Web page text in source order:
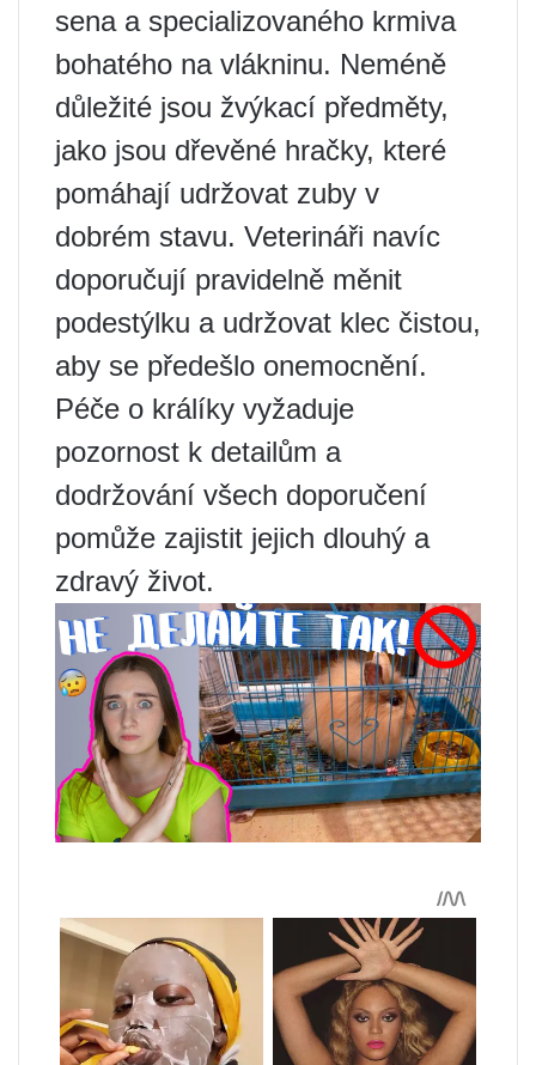
sena a specializovaného krmiva
bohatého na vlákninu. Neméně
důležité jsou žvýkací předměty,
jako jsou dřevěné hračky, které
pomáhají udržovat zuby v
dobrém stavu. Veterináři navíc
doporučují pravidelně měnit
podestýlku a udržovat klec čistou,
aby se předešlo onemocnění.
Péče o králíky vyžaduje
pozornost k detailům a
dodržování všech doporučení
pomůže zajistit jejich dlouhý a
zdravý život.